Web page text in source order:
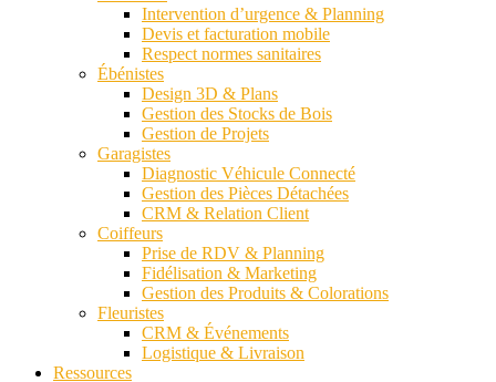
Intervention d’urgence & Planning
Devis et facturation mobile
Respect normes sanitaires
Ébénistes
Design 3D & Plans
Gestion des Stocks de Bois
Gestion de Projets
Garagistes
Diagnostic Véhicule Connecté
Gestion des Pièces Détachées
CRM & Relation Client
Coiffeurs
Prise de RDV & Planning
Fidélisation & Marketing
Gestion des Produits & Colorations
Fleuristes
CRM & Événements
Logistique & Livraison
Ressources